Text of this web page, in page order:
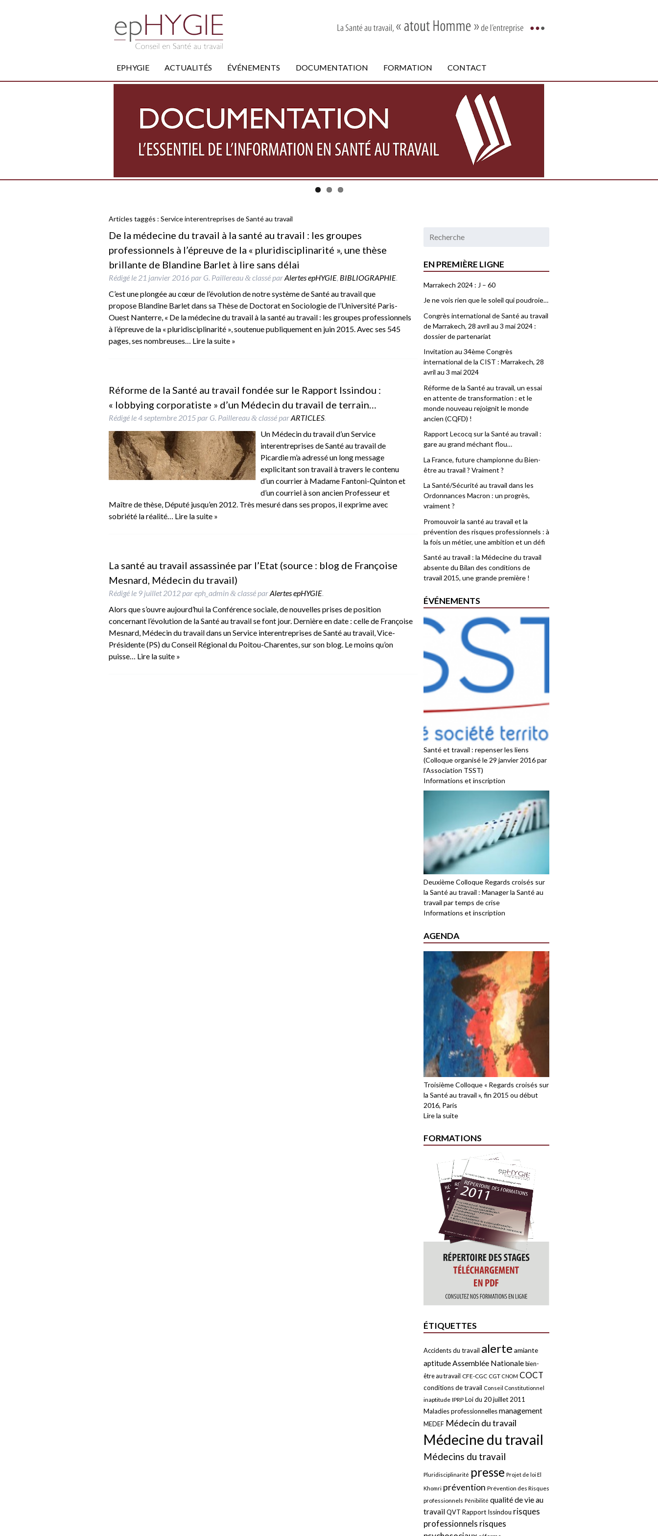
EPHYGIE ACTUALITÉS ÉVÉNEMENTS DOCUMENTATION FORMATION CONTACT
Articles taggés : Service interentreprises de Santé au travail
De la médecine du travail à la santé au travail : les groupes
professionnels à l’épreuve de la « pluridisciplinarité », une thèse
brillante de Blandine Barlet à lire sans délai
Rédigé le 21 janvier 2016 par G. Paillereau &classé parAlertes epHYGIE, BIBLIOGRAPHIE.
C’est une plongée au cœur de l’évolution de notre système de Santé au travail que
propose Blandine Barlet dans sa Thèse de Doctorat en Sociologie de l’Université Paris-
Ouest Nanterre, « De la médecine du travail à la santé au travail : les groupes professionnels
à l’épreuve de la « pluridisciplinarité », soutenue publiquement en juin 2015. Avec ses 545
pages, ses nombreuses… Lire la suite »
Réforme de la Santé au travail fondée sur le Rapport Issindou :
« lobbying corporatiste » d’un Médecin du travail de terrain…
Rédigé le4 septembre 2015 par G. Paillereau &classé parARTICLES.
Un Médecin du travail d’un Service
interentreprises de Santé au travail de
Picardie m’a adressé un long message
explicitant son travail à travers le contenu
d’un courrier à Madame Fantoni-Quinton et
d’un courriel à son ancien Professeur et
Maître de thèse, Député jusqu’en 2012. Très mesuré dans ses propos, il exprime avec
sobriété la réalité… Lire la suite »
La santé au travail assassinée par l’Etat (source : blog de Françoise
Mesnard, Médecin du travail)
Rédigé le 9 juillet 2012 pareph_admin &classé parAlertes epHYGIE.
Alors que s’ouvre aujourd’hui la Conférence sociale, de nouvelles prises de position
concernant l’évolution de la Santé au travail se font jour. Dernière en date : celle de Françoise
Mesnard, Médecin du travail dans un Service interentreprises de Santé au travail, Vice-
Présidente (PS) du Conseil Régional du Poitou-Charentes, sur son blog. Le moins qu’on
puisse… Lire la suite »
EN PREMIÈRE LIGNE
Marrakech 2024 : J – 60
Je ne vois rien que le soleil qui poudroie…
Congrès international de Santé au travail
de Marrakech, 28 avril au 3 mai 2024 :
dossier de partenariat
Invitation au 34ème Congrès
international de la CIST : Marrakech, 28
avril au 3 mai 2024
Réforme de la Santé au travail, un essai
en attente de transformation : et le
monde nouveau rejoignit le monde
ancien (CQFD) !
Rapport Lecocq sur la Santé au travail :
gare au grand méchant flou…
La France, future championne du Bien-
être au travail ? Vraiment ?
La Santé/Sécurité au travail dans les
Ordonnances Macron : un progrès,
vraiment ?
Promouvoir la santé au travail et la
prévention des risques professionnels : à
la fois un métier, une ambition et un défi
Santé au travail : la Médecine du travail
absente du Bilan des conditions de
travail 2015, une grande première !
ÉVÉNEMENTS
Santé et travail : repenser les liens
(Colloque organisé le 29 janvier 2016 par
l’Association TSST)
Informations et inscription
Deuxième Colloque Regards croisés sur
la Santé au travail : Manager la Santé au
travail par temps de crise
Informations et inscription
AGENDA
Troisième Colloque « Regards croisés sur
la Santé au travail », fin 2015 ou début
2016, Paris
Lire la suite
FORMATIONS
ÉTIQUETTES
Accidents du travail alerte amiante
aptitudeAssemblée Nationale bien-
être au travail CFE-CGC CGT CNOM COCT
conditions de travail Conseil Constitutionnel
inaptitude IPRP Loi du 20 juillet 2011
Maladies professionnellesmanagement
MEDEF Médecin du travail
Médecine du travail
Médecins du travail
Pluridisciplinarité presse Projet de loi El
Khomri prévention Prévention des Risques
professionnels Pénibilité qualité de vie au
travailQVT Rapport Issindou risques
professionnels risques